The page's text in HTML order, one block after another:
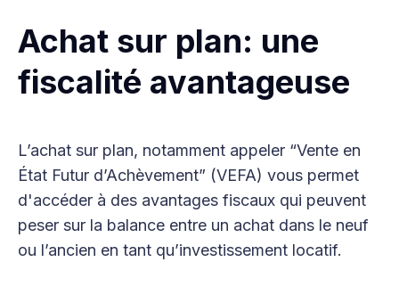
Achat sur plan: une
fiscalité avantageuse
L’achat sur plan, notamment appeler “Vente en
État Futur d’Achèvement” (VEFA) vous permet
d'accéder à des avantages fiscaux qui peuvent
peser sur la balance entre un achat dans le neuf
ou l’ancien en tant qu’investissement locatif.